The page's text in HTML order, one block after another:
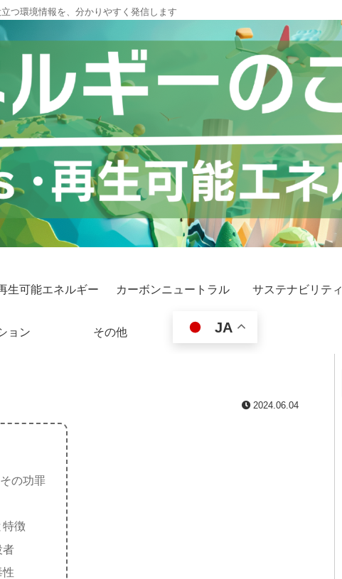
つ環境情報を、分かりやすく発信します
生可能エネルギー カーボンニュートラル サステナビリティ
ョン その他 JA
2024.06.04
の功罪
徴
者
性